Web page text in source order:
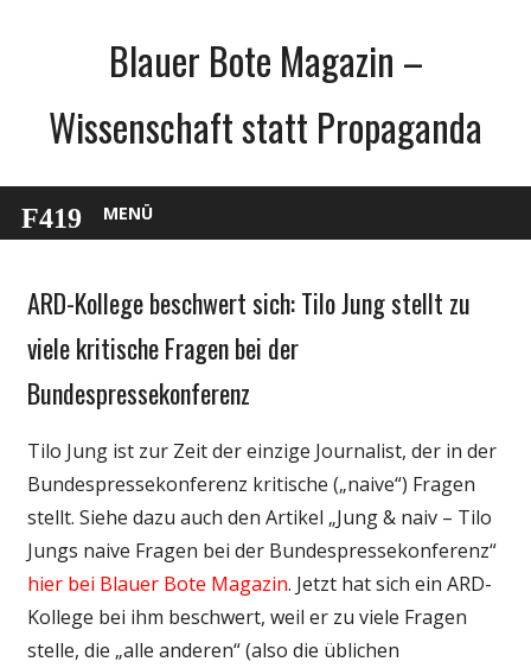
Blauer Bote Magazin –
Wissenschaft statt Propaganda
MENÜ
Gesellschaft
Politik
ARD-Kollege beschwert sich: Tilo Jung stellt zu
viele kritische Fragen bei der
Bundespressekonferenz
Tilo Jung ist zur Zeit der einzige Journalist, der in der
Bundespressekonferenz kritische („naive“) Fragen
stellt. Siehe dazu auch den Artikel „Jung & naiv – Tilo
Jungs naive Fragen bei der Bundespressekonferenz“
hier bei Blauer Bote Magazin. Jetzt hat sich ein ARD-
Kollege bei ihm beschwert, weil er zu viele Fragen
stelle, die „alle anderen“ (also die üblichen